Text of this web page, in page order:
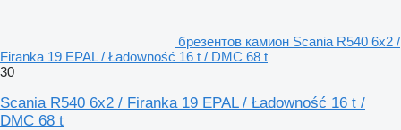
брезентов камион Scania R540 6x2 /
Firanka 19 EPAL / Ładowność 16 t / DMC 68 t
30
Scania R540 6x2 / Firanka 19 EPAL / Ładowność 16 t /
DMC 68 t